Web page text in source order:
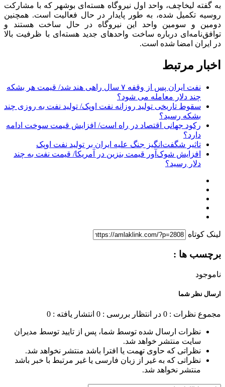
به گفته لیخاچف، واحد اول نیروگاه هسته‌ای بوشهر که با مشارکت
روسیه تکمیل شده، به طور پایدار در حال فعالیت است. همچنین
دومین و سومین واحد این نیروگاه در حال ساخت هستند و
توافق‌نامه‌ای درباره ساخت واحد‌های جدید هسته‌ای با ظرفیت بالا
در ایران امضا شده است.
اخبار مرتبط
نفت ایران پس از وقفه ۷ سال راهی هند شد/ قیمت هر بشکه
چند دلار معامله می شود؟
سقوط تاریخی تولید روزانه نفت اوپک/ تولید نفت به روزی چند
بشکه رسید؟
رکود جهانی اقتصاد در راه است/ افزایش قیمت سوخت ادامه
دارد؟
تاثیر شگفت‌انگیز جنگ علیه ایران بر تولید نفت اوپک
افزایش شوک‌آور قیمت بنزین در آمریکا/ قیمت نفت به چند
دلار رسید؟
لینک کوتاه
برچسب ها :
ناموجود
ارسال نظر شما
مجموع نظرات : 0 در انتظار بررسی : 0 انتشار یافته : 0
نظرات ارسال شده توسط شما، پس از تایید توسط مدیران
سایت منتشر خواهد شد.
نظراتی که حاوی تهمت یا افترا باشد منتشر نخواهد شد.
نظراتی که به غیر از زبان فارسی یا غیر مرتبط با خبر باشد
منتشر نخواهد شد.